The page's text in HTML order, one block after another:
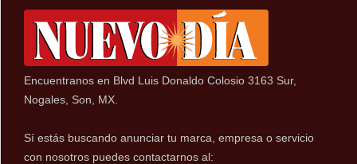
Encuentranos en Blvd Luis Donaldo Colosio 3163 Sur,
Nogales, Son, MX.
Sí estás buscando anunciar tu marca, empresa o servicio
con nosotros puedes contactarnos al: